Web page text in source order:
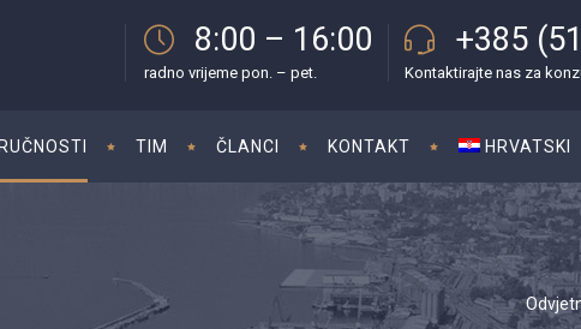
8:00 – 16:00
radno vrijeme pon. – pet.
+385
Kontaktirajte nas za
TIM ČLANCI KONTAKT HRVATSKI